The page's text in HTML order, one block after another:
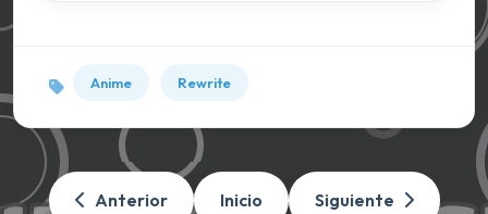
Anime Rewrite
Anterior Inicio Siguiente